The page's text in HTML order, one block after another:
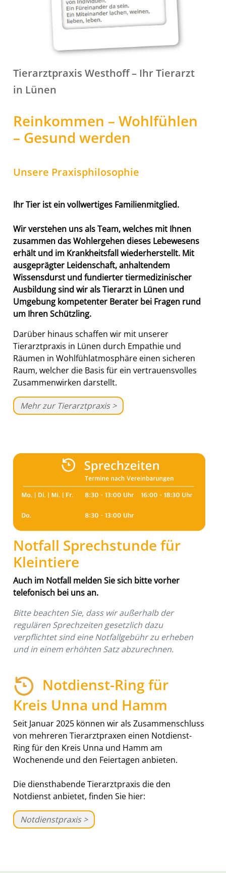
Tierarztpraxis Westhoff – Ihr Tierarzt
in Lünen
Reinkommen – Wohlfühlen
– Gesund werden
Unsere Praxisphilosophie
Ihr Tier ist ein vollwertiges Familienmitglied.
Wir verstehen uns als Team, welches mit Ihnen
zusammen das Wohlergehen dieses Lebewesens
erhält und im Krankheitsfall wiederherstellt. Mit
ausgeprägter Leidenschaft, anhaltendem
Wissensdurst und fundierter tiermedizinischer
Ausbildung sind wir als Tierarzt in Lünen und
Umgebung kompetenter Berater bei Fragen rund
um Ihren Schützling.
Darüber hinaus schaffen wir mit unserer
Tierarztpraxis in Lünen durch Empathie und
Räumen in Wohlfühlatmosphäre einen sicheren
Raum, welcher die Basis für ein vertrauensvolles
Zusammenwirken darstellt.
Mehr zur Tierarztpraxis >
Notfall Sprechstunde für
Kleintiere
Auch im Notfall melden Sie sich bitte vorher
telefonisch bei uns an.
Bitte beachten Sie, dass wir außerhalb der
regulären Sprechzeiten gesetzlich dazu
verpflichtet sind eine Notfallgebühr zu erheben
und in einem erhöhten Satz abzurechnen.
Notdienst-Ring für
Kreis Unna und Hamm
Seit Januar 2025 können wir als Zusammenschluss
von mehreren Tierarztpraxen einen Notdienst-
Ring für den Kreis Unna und Hamm am
Wochenende und den Feiertagen anbieten.
Die diensthabende Tierarztpraxis die den
Notdienst anbietet, finden Sie hier:
Notdienstpraxis >